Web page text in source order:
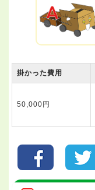
掛かった費用
50,000円